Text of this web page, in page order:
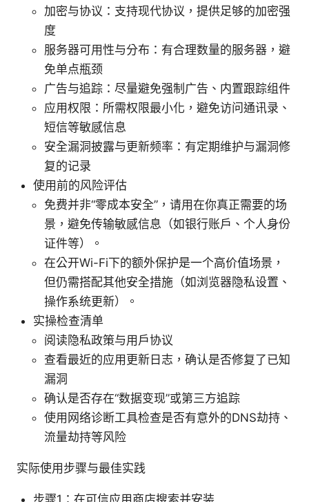
加密与协议：支持现代协议，提供足够的加密强
度
服务器可用性与分布：有合理数量的服务器，避
免单点瓶颈
广告与追踪：尽量避免强制广告、内置跟踪组件
应用权限：所需权限最小化，避免访问通讯录、
短信等敏感信息
安全漏洞披露与更新频率：有定期维护与漏洞修
复的记录
使用前的风险评估
免费并非“零成本安全”，请用在你真正需要的场
景，避免传输敏感信息（如银行账户、个人身份
证件等）。
在公开Wi-Fi下的额外保护是一个高价值场景，
但仍需搭配其他安全措施（如浏览器隐私设置、
操作系统更新）。
实操检查清单
阅读隐私政策与用户协议
查看最近的应用更新日志，确认是否修复了已知
漏洞
确认是否存在“数据变现”或第三方追踪
使用网络诊断工具检查是否有意外的DNS劫持、
流量劫持等风险
实际使用步骤与最佳实践